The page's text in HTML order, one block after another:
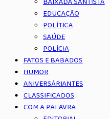
EDUCAÇÃO
POLÍTICA
SAÚDE
POLÍCIA
FATOS E BABADOS
HUMOR
ANIVERSÁRIANTES
CLASSIFICADOS
COM A PALAVRA